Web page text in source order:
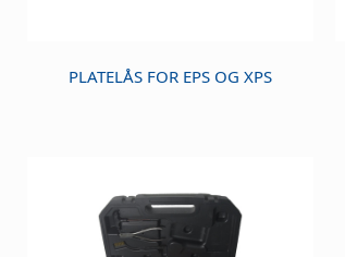
PLATELÅS FOR EPS OG XPS